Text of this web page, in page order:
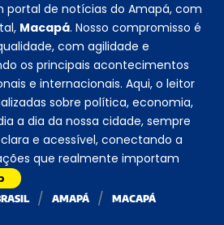
portal de notícias do Amapá, com
Macapá. Nosso compromisso é
com agilidade e
os principais acontecimentos
e internacionais. Aqui, o leitor
sobre política, economia,
a dia da nossa cidade, sempre
e acessível, conectando a
que realmente importam
AMAPÁ MACAPÁ